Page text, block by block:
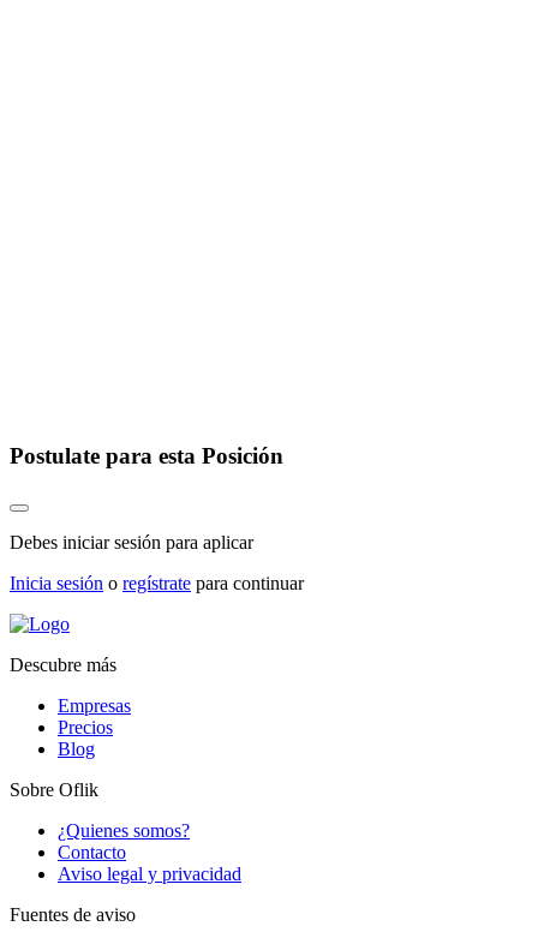
Postulate para esta Posición
Debes iniciar sesión para aplicar
Inicia sesión o regístrate para continuar
Descubre más
Empresas
Precios
Blog
Sobre Oflik
¿Quienes somos?
Contacto
Aviso legal y privacidad
Fuentes de aviso